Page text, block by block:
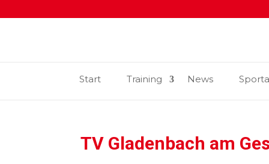
Start Training News
TV Gladenbach am